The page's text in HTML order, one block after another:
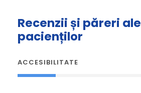
Recenzii și păreri ale
pacienților
ACCESIBILITATE